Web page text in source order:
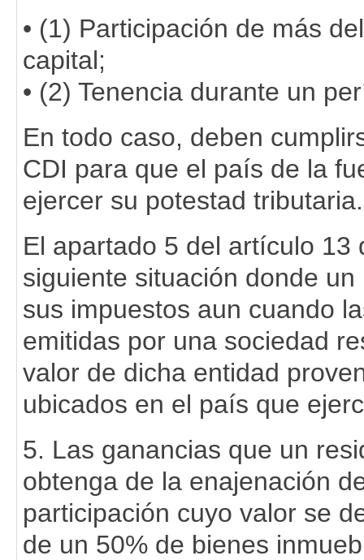
• (1) Participación de más
capital;
• (2) Tenencia durante un
En todo caso, deben
CDI para que el país de la
ejercer su potestad tributaria.
El apartado 5 del artículo 13
siguiente situación donde
sus impuestos aun cuando
emitidas por una sociedad
valor de dicha entidad
ubicados en el país que
5. Las ganancias que un
obtenga de la enajenación
participación cuyo valor se
de un 50% de bienes